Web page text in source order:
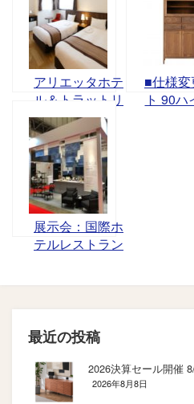
アリエッタホテ
ル＆トラットリ
ア様（東京都品
川区東五反田）
■仕様
ト 90
展示会：国際ホ
テルレストラン
最近の投稿
2026決算セール開催
2026年8月8日